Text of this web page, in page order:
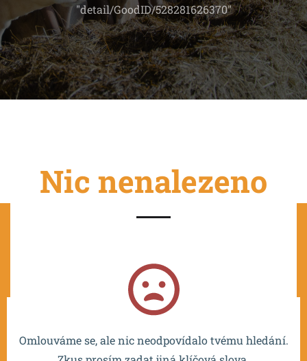
"detail/GoodID/528281626370"
Nic nenalezeno
Omlouváme se, ale nic neodpovídalo tvému hledání.